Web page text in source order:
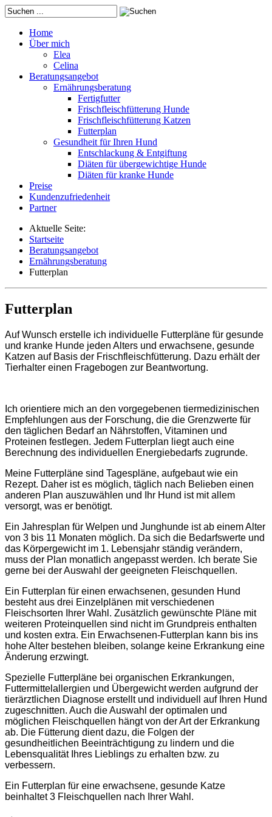
Home
Über mich
Elea
Celina
Beratungsangebot
Ernährungsberatung
Fertigfutter
Frischfleischfütterung Hunde
Frischfleischfütterung Katzen
Futterplan
Gesundheit für Ihren Hund
Entschlackung & Entgiftung
Diäten für übergewichtige Hunde
Diäten für kranke Hunde
Preise
Kundenzufriedenheit
Partner
Aktuelle Seite:
Startseite
Beratungsangebot
Ernährungsberatung
Futterplan
Futterplan
Auf Wunsch erstelle ich individuelle Futterpläne für gesunde
und kranke Hunde jeden Alters und erwachsene, gesunde
Katzen auf Basis der Frischfleischfütterung. Dazu erhält der
Tierhalter einen Fragebogen zur Beantwortung.
Ich orientiere mich an den vorgegebenen tiermedizinischen
Empfehlungen aus der Forschung, die die Grenzwerte für
den täglichen Bedarf an Nährstoffen, Vitaminen und
Proteinen festlegen. Jedem Futterplan liegt auch eine
Berechnung des individuellen Energiebedarfs zugrunde.
Meine Futterpläne sind Tagespläne, aufgebaut wie ein
Rezept. Daher ist es möglich, täglich nach Belieben einen
anderen Plan auszuwählen und Ihr Hund ist mit allem
versorgt, was er benötigt.
Ein Jahresplan für Welpen und Junghunde ist ab einem Alter
von 3 bis 11 Monaten möglich. Da sich die Bedarfswerte und
das Körpergewicht im 1. Lebensjahr ständig verändern,
muss der Plan monatlich angepasst werden. Ich berate Sie
gerne bei der Auswahl der geeigneten Fleischquellen.
Ein Futterplan für einen erwachsenen, gesunden Hund
besteht aus drei Einzelplänen mit verschiedenen
Fleischsorten Ihrer Wahl. Zusätzlich gewünschte Pläne mit
weiteren Proteinquellen sind nicht im Grundpreis enthalten
und kosten extra. Ein Erwachsenen-Futterplan kann bis ins
hohe Alter bestehen bleiben, solange keine Erkrankung eine
Änderung erzwingt.
Spezielle Futterpläne bei organischen Erkrankungen,
Futtermittelallergien und Übergewicht werden aufgrund der
tierärztlichen Diagnose erstellt und individuell auf Ihren Hund
zugeschnitten. Auch die Auswahl der optimalen und
möglichen Fleischquellen hängt von der Art der Erkrankung
ab. Die Fütterung dient dazu, die Folgen der
gesundheitlichen Beeinträchtigung zu lindern und die
Lebensqualität Ihres Lieblings zu erhalten bzw. zu
verbessern.
Ein Futterplan für eine erwachsene, gesunde Katze
beinhaltet 3 Fleischquellen nach Ihrer Wahl.